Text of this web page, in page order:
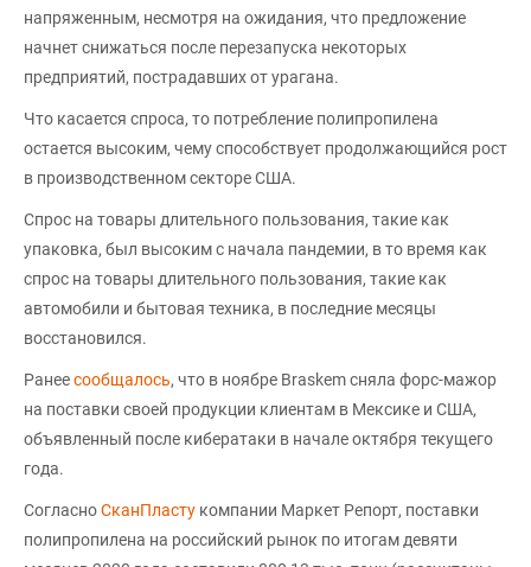
напряженным, несмотря на ожидания, что предложение
начнет снижаться после перезапуска некоторых
предприятий, пострадавших от урагана.
Что касается спроса, то потребление полипропилена
остается высоким, чему способствует продолжающийся рост
в производственном секторе США.
Спрос на товары длительного пользования, такие как
упаковка, был высоким с начала пандемии, в то время как
спрос на товары длительного пользования, такие как
автомобили и бытовая техника, в последние месяцы
восстановился.
Ранеесообщалось, что в ноябре Braskem сняла форс-мажор
на поставки своей продукции клиентам в Мексике и США,
объявленный после кибератаки в начале октября текущего
года.
СогласноСканПласту компании Маркет Репорт, поставки
полипропилена на российский рынок по итогам девяти